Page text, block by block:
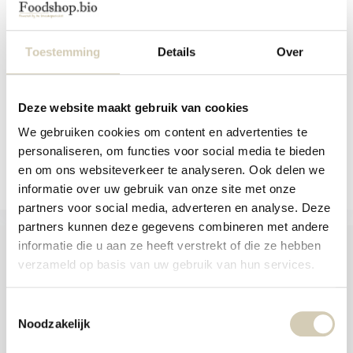
Toestemming Details Over
Deze website maakt gebruik van cookies
We gebruiken cookies om content en advertenties te
personaliseren, om functies voor social media te bieden
en om ons websiteverkeer te analyseren. Ook delen we
informatie over uw gebruik van onze site met onze
partners voor social media, adverteren en analyse. Deze
partners kunnen deze gegevens combineren met andere
informatie die u aan ze heeft verstrekt of die ze hebben
verzameld op basis van uw gebruik van hun services.
Noodzakelijk
cookies - organ...
Gluten-free ginger-lemon cookies -
organic
Compare
3,79
cranberry...
Compare
3,79